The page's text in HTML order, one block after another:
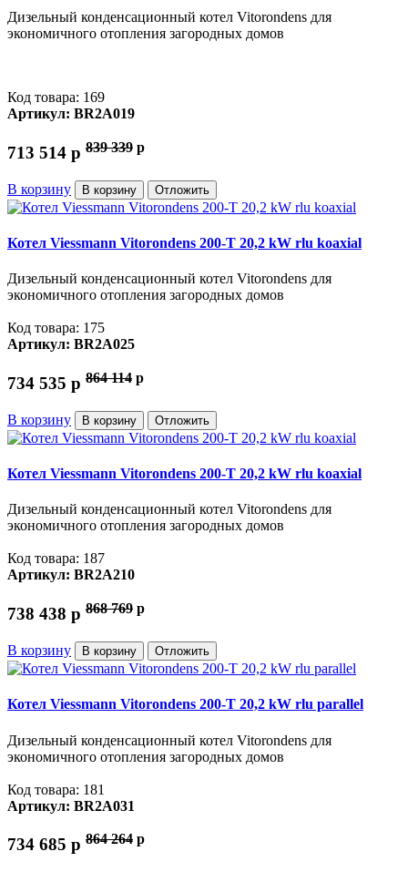
Дизельный конденсационный котел Vitorondens для
экономичного отопления загородных домов
Код товара: 169
Артикул: BR2A019
713 514 p 839 339 p
В корзину В корзину Отложить
Котел Viessmann Vitorondens 200-T 20,2 kW rlu koaxial
Дизельный конденсационный котел Vitorondens для
экономичного отопления загородных домов
Код товара: 175
Артикул: BR2A025
734 535 p 864 114 p
В корзину В корзину Отложить
Котел Viessmann Vitorondens 200-T 20,2 kW rlu koaxial
Дизельный конденсационный котел Vitorondens для
экономичного отопления загородных домов
Код товара: 187
Артикул: BR2A210
738 438 p 868 769 p
В корзину В корзину Отложить
Котел Viessmann Vitorondens 200-T 20,2 kW rlu parallel
Дизельный конденсационный котел Vitorondens для
экономичного отопления загородных домов
Код товара: 181
Артикул: BR2A031
734 685 p 864 264 p